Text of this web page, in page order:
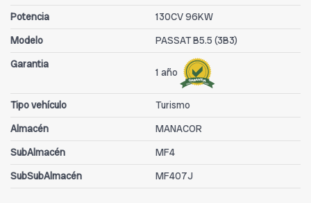
Potencia
130CV 96KW
Modelo
PASSAT B5.5 (3B3)
Garantia
1 año
Tipo vehículo
Turismo
Almacén
MANACOR
SubAlmacén
MF4
SubSubAlmacén
MF407J